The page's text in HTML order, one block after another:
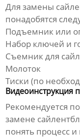
Для замены
понадобятся
Подъемник или
Набор ключей и
Съемник для
Молоток
Тиски (по
Видеоинструкция
Рекомендуется
замене
понять процесс